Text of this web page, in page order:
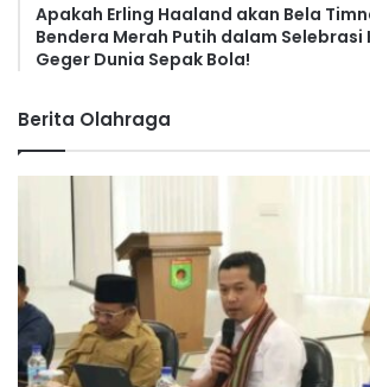
Apakah Erling Haaland akan Bela
Bendera Merah Putih dalam Selebrasi
Geger Dunia Sepak Bola!
Berita Olahraga